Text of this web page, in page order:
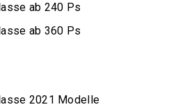
ab 240 Ps
ab 360 Ps
2021 Modelle